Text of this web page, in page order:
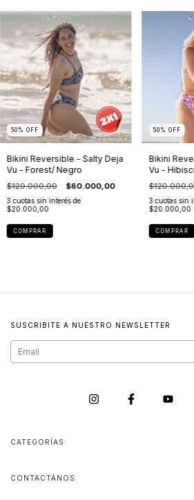
50 % OFF
Bikini Reversible - Salty Deja
Vu - Forest/ Negro
$120.000,00 $60.000,00
3 cuotas sin interés de
$20.000,00
COMPRAR
50 % OFF
Bikini
Vu -
3 cuotas sin
$20.000,00
COMPRAR
SUSCRIBITE A NUESTRO NEWSLETTER
CATEGORÍAS
CONTACTÁNOS